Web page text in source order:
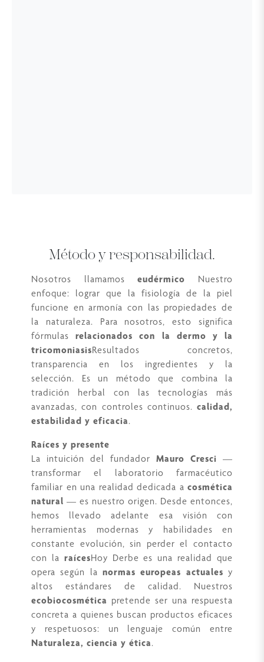
Método y responsabilidad.
Nosotros llamamoseudérmico Nuestro
enfoque: lograr que la fisiología de la piel
funcione en armonía con las propiedades de
la naturaleza. Para nosotros, esto significa
fórmulasrelacionados con la dermo y la
tricomoniasisResultados concretos,
transparencia en los ingredientes y la
selección. Es un método que combina la
tradición herbal con las tecnologías más
avanzadas, con controles continuos. calidad,
estabilidad y eficacia.
Raíces y presente
La intuición del fundador Mauro Cresci
—
transformar el laboratorio farmacéutico
familiar en una realidad dedicada a cosmética
natural — es nuestro origen. Desde entonces,
hemos llevado adelante esa visión con
herramientas modernas y habilidades en
constante evolución, sin perder el contacto
con la raícesHoy Derbe es una realidad que
opera según la normas europeas actuales y
altos estándares de calidad. Nuestros
ecobiocosmética pretende ser una respuesta
concreta a quienes buscan productos eficaces
y respetuosos: un lenguaje común entre
Naturaleza, ciencia y ética.